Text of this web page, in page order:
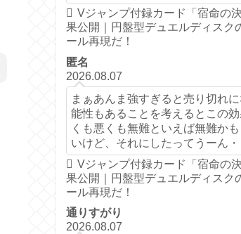
Vジャンプ付録カード「宿命の
果公開｜円盤型デュエルディスク
ール再現だ！
匿名
2026.08.07
まぁあんま強すぎると売り切れ
能性もあることを考えるとこの効
くも悪くも無難といえば無難か
いけど、それにしたってうーん・
Vジャンプ付録カード「宿命の
果公開｜円盤型デュエルディスク
ール再現だ！
通りすがり
2026.08.07